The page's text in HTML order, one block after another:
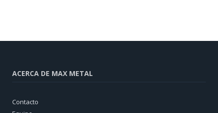
ACERCA DE MAX METAL
Contacto